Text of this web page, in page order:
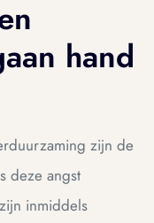
hand
zijn de
deze angst
inmiddels